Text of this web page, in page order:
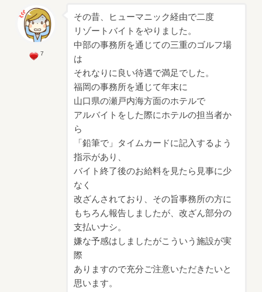
7
その昔、ヒューマニック経由で二度
リゾートバイトをやりました。
中部の事務所を通じての三重のゴルフ場
は
それなりに良い待遇で満足でした。
福岡の事務所を通じて年末に
山口県の瀬戸内海方面のホテルで
アルバイトをした際にホテルの担当者か
ら
「鉛筆で」タイムカードに記入するよう
指示があり、
バイト終了後のお給料を見たら見事に少
なく
改ざんされており、その旨事務所の方に
もちろん報告しましたが、改ざん部分の
支払いナシ。
嫌な予感はしましたがこういう施設が実
際
ありますので充分ご注意いただきたいと
思います。